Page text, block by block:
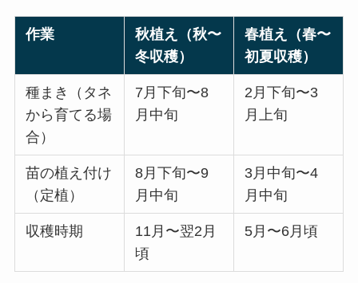
作業
秋植え（秋〜
冬収穫）
春植え（春〜
初夏収穫）
種まき（タネ
から育てる場
合）
7月下旬〜8
月中旬
2月下旬〜3
月上旬
苗の植え付け
（定植）
8月下旬〜9
月中旬
3月中旬〜4
月中旬
収穫時期
11月〜翌2月
頃
5月〜6月頃